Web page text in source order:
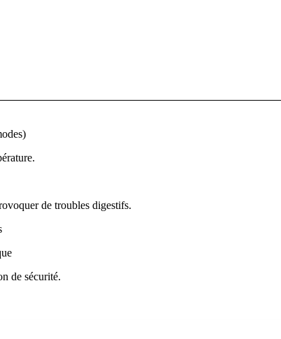
de troubles digestifs.
de sécurité.